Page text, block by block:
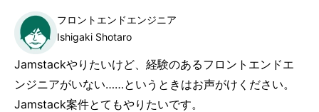
フロントエンドエンジニア
Ishigaki Shotaro
Jamstackやりたいけど、経験のあるフロントエンドエ
ンジニアがいない……というときはお声がけください。
Jamstack案件とてもやりたいです。